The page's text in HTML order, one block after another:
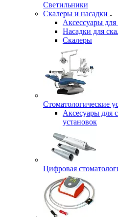
Светильники
Скалеры и насадки
Аксессуары для
Насадки для
Скалеры
Стоматологические
Аксесуары для
установок
Цифровая